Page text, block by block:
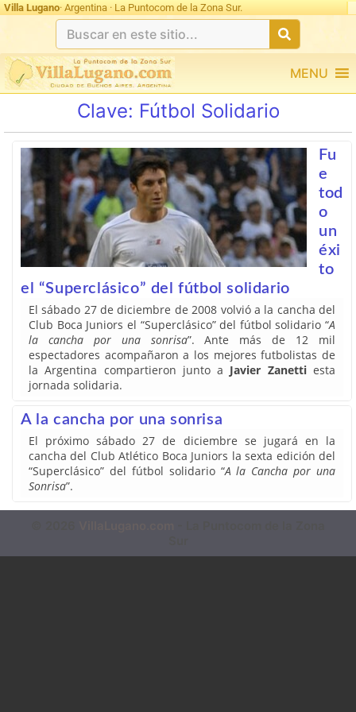
Villa Lugano· Argentina · La Puntocom de la Zona Sur.
MENU
Clave: Fútbol Solidario
Fu
e
tod
o
un
éxi
to
el “Superclásico” del fútbol solidario
El sábado 27 de diciembre de 2008 volvió a la cancha del
Club Boca Juniors el “Superclásico” del fútbol solidario “A
la cancha por una sonrisa”. Ante más de 12 mil
espectadores acompañaron a los mejores futbolistas de
la Argentina compartieron junto a Javier Zanettiesta
jornada solidaria.
A la cancha por una sonrisa
El próximo sábado 27 de diciembre se jugará en la
cancha del Club Atlético Boca Juniors la sexta edición del
“Superclásico” del fútbol solidario “A la Cancha por una
Sonrisa”.